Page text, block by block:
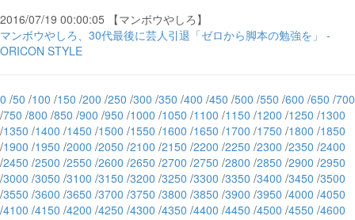
2016/07/19 00:00:05 【マンボウやしろ】
マンボウやしろ、30代最後に芸人引退「ゼロから脚本の勉強を」 -
ORICON STYLE
0 /50 /100 /150 /200 /250 /300 /350 /400 /450 /500 /550 /600 /650 /700
/750 /800 /850 /900 /950 /1000 /1050 /1100 /1150 /1200 /1250 /1300
/1350 /1400 /1450 /1500 /1550 /1600 /1650 /1700 /1750 /1800 /1850
/1900 /1950 /2000 /2050 /2100 /2150 /2200 /2250 /2300 /2350 /2400
/2450 /2500 /2550 /2600 /2650 /2700 /2750 /2800 /2850 /2900 /2950
/3000 /3050 /3100 /3150 /3200 /3250 /3300 /3350 /3400 /3450 /3500
/3550 /3600 /3650 /3700 /3750 /3800 /3850 /3900 /3950 /4000 /4050
/4100 /4150 /4200 /4250 /4300 /4350 /4400 /4450 /4500 /4550 /4600